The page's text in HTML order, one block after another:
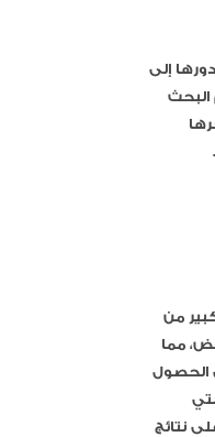
إلى
البحث
من
مما
الحصول
نتائج